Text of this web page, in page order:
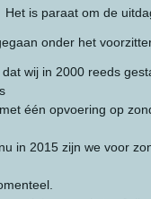
is paraat om de
onder het
wij in 2000 reeds
één opvoering op
in 2015 zijn we voor